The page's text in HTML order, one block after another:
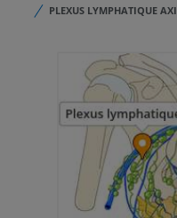
PLEXUS LYMPHATIQUE